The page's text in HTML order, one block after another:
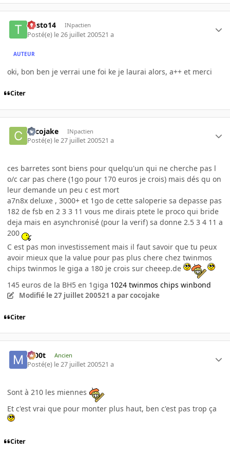
tiesto14 INpactien
Posté(e) le 26 juillet 200521 a
AUTEUR
oki, bon ben je verrai une foi ke je laurai alors, a++ et merci
Citer
cocojake INpactien
Posté(e) le 27 juillet 200521 a
ces barretes sont biens pour quelqu'un qui ne cherche pas l
o/c car pas chere (1go pour 170 euros je crois) mais dés qu on
leur demande un peu c est mort
a7n8x deluxe , 3000+ et 1go de cette saloperie sa depasse pas
182 de fsb en 2 3 3 11 vous me dirais ptete le proco qui bride
deja mais en asynchronisé (pour la verif) sa donne 2.5 3 4 11 a
200
C est pas mon investissement mais il faut savoir que tu peux
avoir mieux que la value pour pas plus chere chez twinmos
chips twinmos le giga a 180 je crois sur cheeep.de
145 euros de la BH5 en 1giga 1024 twinmos chips winbond
Modifié le 27 juillet 200521 a par cocojake
Citer
m00t Ancien
Posté(e) le 27 juillet 200521 a
Sont à 210 les miennes
Et c'est vrai que pour monter plus haut, ben c'est pas trop ça
Citer